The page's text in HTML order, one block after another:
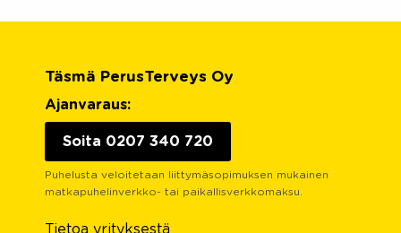
Täsmä PerusTerveys Oy
Ajanvaraus:
Soita 0207 340 720
Puhelusta veloitetaan liittymäsopimuksen mukainen
matkapuhelinverkko- tai paikallisverkkomaksu.
Tietoa yrityksestä